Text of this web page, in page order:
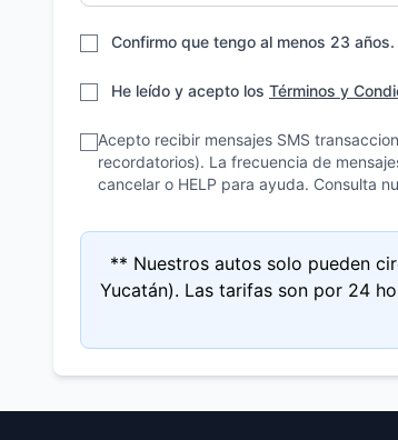
Confirmo que tengo al menos 23 años.
He leído y acepto los Términos y
Acepto recibir mensajes SMS
recordatorios). La frecuencia de
cancelar o HELP para ayuda. Consulta
** Nuestros autos solo pueden
Yucatán). Las tarifas son por 24